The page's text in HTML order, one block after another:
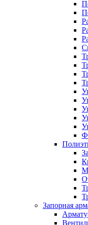
Запорная